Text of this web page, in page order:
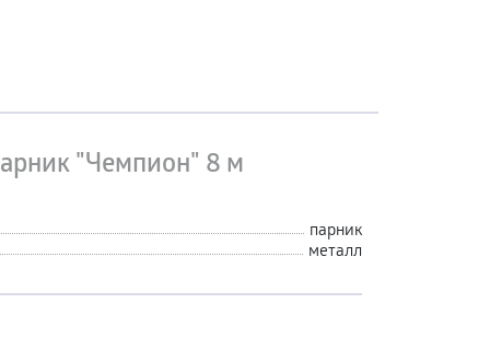
"Чемпион" 8 м
парник
металл